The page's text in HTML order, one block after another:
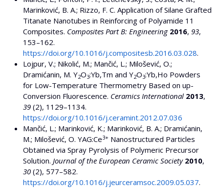
Marinković, B. A.; Rizzo, F. C. Application of Silane Grafted
Titanate Nanotubes in Reinforcing of Polyamide 11
Composites. Composites Part B: Engineering 2016, 93,
153–162.
https://doi.org/10.1016/j.compositesb.2016.03.028.
Lojpur, V.; Nikolić, M.; Mančić, L.; Milošević, O.;
Dramićanin, M. Y2O3:Yb,Tm and Y2O3:Yb,Ho Powders
for Low-Temperature Thermometry Based on up-
Conversion Fluorescence. Ceramics International 2013,
39 (2), 1129–1134.
https://doi.org/10.1016/j.ceramint.2012.07.036
Mančić, L.; Marinković, K.; Marinković, B. A.; Dramićanin,
M.; Milošević, O. YAG:Ce3+ Nanostructured Particles
Obtained via Spray Pyrolysis of Polymeric Precursor
Solution. Journal of the European Ceramic Society 2010,
30 (2), 577–582.
https://doi.org/10.1016/j.jeurceramsoc.2009.05.037.